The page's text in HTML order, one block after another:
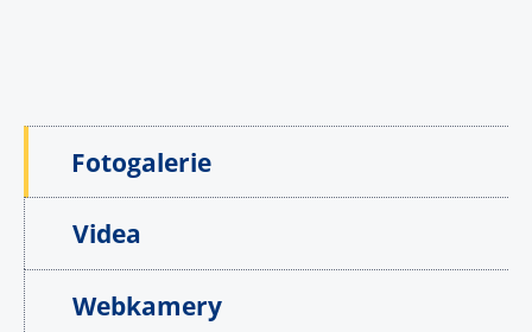
Fotogalerie
Videa
Webkamery